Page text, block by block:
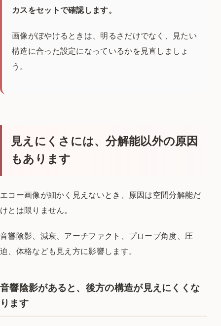
カスをセットで確認します。
画像がぼやけるときは、明るさだけでなく、見たい
構造に合った設定になっているかを見直しましょ
う。
見えにくさには、分解能以外の原因
もあります
エコー画像が細かく見えないとき、原因は空間分解能だ
けとは限りません。
音響陰影、減衰、アーチファクト、プローブ角度、圧
迫、体格なども見え方に影響します。
音響陰影があると、後方の構造が見えにくくな
ります